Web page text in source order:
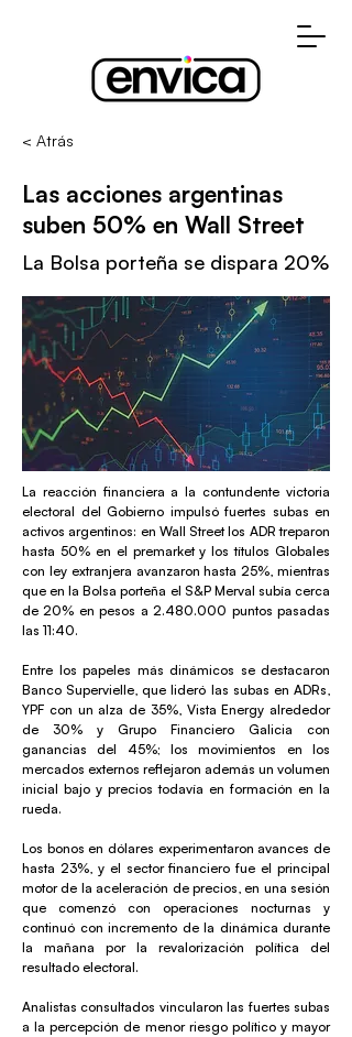
< Atrás
Las acciones argentinas
suben 50% en Wall Street
La Bolsa porteña se dispara 20%
La reacción financiera a la contundente victoria
electoral del Gobierno impulsó fuertes subas en
activos argentinos: en Wall Street los ADR treparon
hasta 50% en el premarket y los títulos Globales
con ley extranjera avanzaron hasta 25%, mientras
que en la Bolsa porteña el S&P Merval subía cerca
de 20% en pesos a2.480.000 puntos pasadas
las 11:40.
Entre los papeles más dinámicos se destacaron
Banco Supervielle, que lideró las subas en ADRs,
YPF con un alza de 35%, Vista Energy alrededor
de 30% y Grupo Financiero Galicia con
ganancias del 45%; los movimientos en los
mercados externos reflejaron además un volumen
inicial bajo y precios todavía en formación en la
rueda.
Los bonos en dólares experimentaron avances de
hasta 23%, y el sector financiero fue el principal
motor de la aceleración de precios, en una sesión
que comenzó con operaciones nocturnas y
continuó con incremento de la dinámica durante
la mañana por la revalorización política del
resultado electoral.
Analistas consultados vincularon las fuertes subas
a la percepción de menor riesgo político y mayor